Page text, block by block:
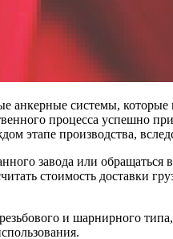
системы,
процесса успешно
этапе производства,
завода или
стоимость доставки
и шарнирного